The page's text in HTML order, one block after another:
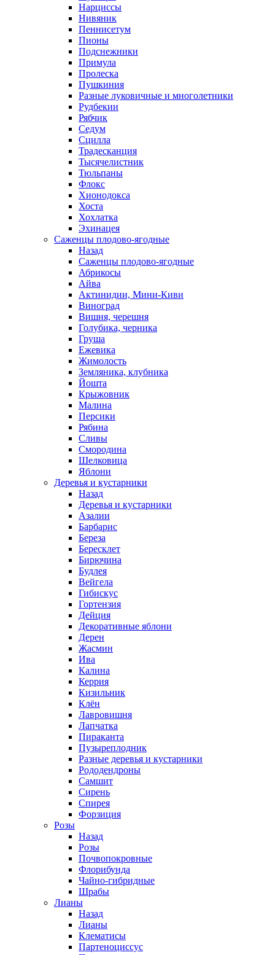
Нарциссы
Нивяник
Пеннисетум
Пионы
Подснежники
Примула
Пролеска
Пушкиния
Разные луковичные и многолетники
Рудбекии
Рябчик
Седум
Сцилла
Традесканция
Тысячелистник
Тюльпаны
Флокс
Хионодокса
Хоста
Хохлатка
Эхинацея
Саженцы плодово-ягодные
Назад
Саженцы плодово-ягодные
Абрикосы
Айва
Актинидии, Мини-Киви
Виноград
Вишня, черешня
Голубика, черника
Груша
Ежевика
Жимолость
Земляника, клубника
Йошта
Крыжовник
Малина
Персики
Рябина
Сливы
Смородина
Шелковица
Яблони
Деревья и кустарники
Назад
Деревья и кустарники
Азалии
Барбарис
Береза
Бересклет
Бирючина
Будлея
Вейгела
Гибискус
Гортензия
Дейция
Декоративные яблони
Дерен
Жасмин
Ива
Калина
Керрия
Кизильник
Клён
Лавровишня
Лапчатка
Пираканта
Пузыреплодник
Разные деревья и кустарники
Рододендроны
Самшит
Сирень
Спирея
Форзиция
Розы
Назад
Розы
Почвопокровные
Флорибунда
Чайно-гибридные
Шрабы
Лианы
Назад
Лианы
Клематисы
Партеноциссус